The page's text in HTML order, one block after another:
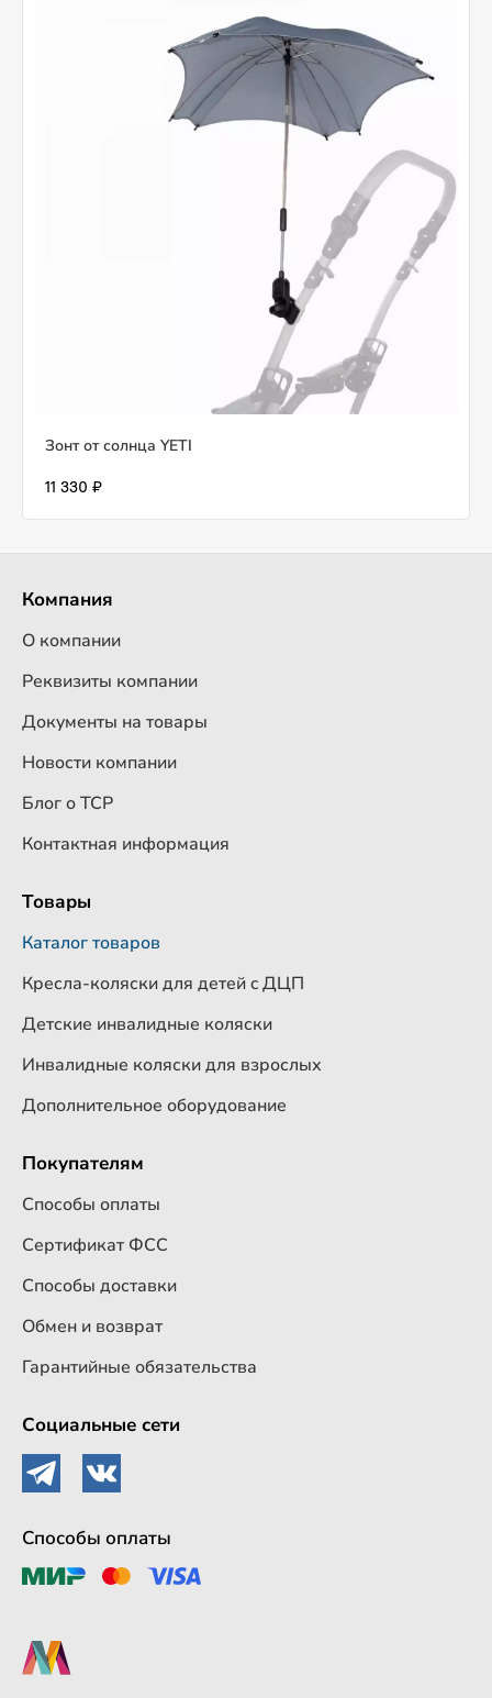
Зонт от солнца YETI
11 330 ₽
Компания
О компании
Реквизиты компании
Документы на товары
Новости компании
Блог о ТСР
Контактная информация
Товары
Каталог товаров
Кресла-коляски для детей c ДЦП
Детские инвалидные коляски
Инвалидные коляски для взрослых
Дополнительное оборудование
Покупателям
Способы оплаты
Сертификат ФСС
Способы доставки
Обмен и возврат
Гарантийные обязательства
Социальные сети
Способы оплаты